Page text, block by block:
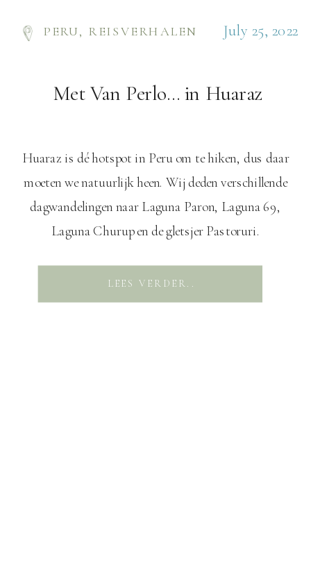
Met Van Perlo… in Huaraz
Huaraz is dé hotspot in Peru om te hiken, dus daar
moeten we natuurlijk heen. Wij deden verschillende
dagwandelingen naar Laguna Paron, Laguna 69,
Laguna Churup en de gletsjer Pastoruri.
adembenemend mooie bergketen Cardillera Blanca en
het Huascarán nationaal park. Het is niet alleen
LEES VERDER..
PERU, REISVERHALEN July 25, 2022